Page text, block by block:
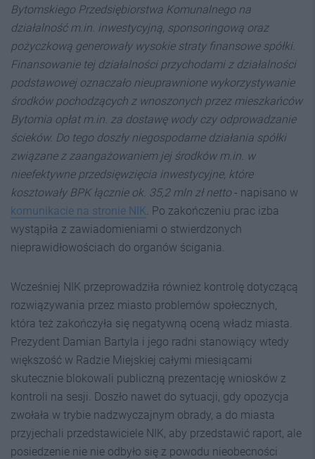
Bytomskiego Przedsiębiorstwa Komunalnego na
działalność m.in. inwestycyjną, sponsoringową oraz
pożyczkową generowały wysokie straty finansowe spółki.
Finansowanie tej działalności przychodami z działalności
podstawowej oznaczało nieuprawnione wykorzystywanie
środków pochodzących z wnoszonych przez mieszkańców
Bytomia opłat m.in. za dostawę wody czy odprowadzanie
ścieków. Do tego doszły niegospodarne działania spółki
związane z zaangażowaniem jej środków m.in. w
nieefektywne przedsięwzięcia inwestycyjne, które
kosztowały BPK łącznie ok. 35,2 mln zł netto- napisano w
komunikacie na stronie NIK . Po zakończeniu prac izba
wystąpiła z zawiadomieniami o stwierdzonych
nieprawidłowościach do organów ścigania.
Wcześniej NIK przeprowadziła również kontrolę dotyczącą
rozwiązywania przez miasto problemów społecznych,
która też zakończyła się negatywną oceną władz miasta.
Prezydent Damian Bartyla i jego radni stanowiący wtedy
większość w Radzie Miejskiej całymi miesiącami
skutecznie blokowali publiczną prezentację wniosków z
kontroli na sesji. Doszło nawet do sytuacji, gdy opozycja
zwołała w trybie nadzwyczajnym obrady, a do miasta
przyjechali przedstawiciele NIK, aby przedstawić raport, ale
posiedzenie nie nie odbyło się z powodu nieobecności